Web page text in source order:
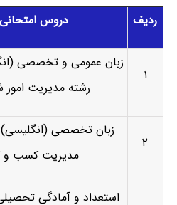
ردیف دروس امتحانی
۱
زبان عمومی و تخصصی
رشته مدیریت
۲
زبان تخصصی (انگلیسی)
مدیریت کسب و
استعداد و آمادگی